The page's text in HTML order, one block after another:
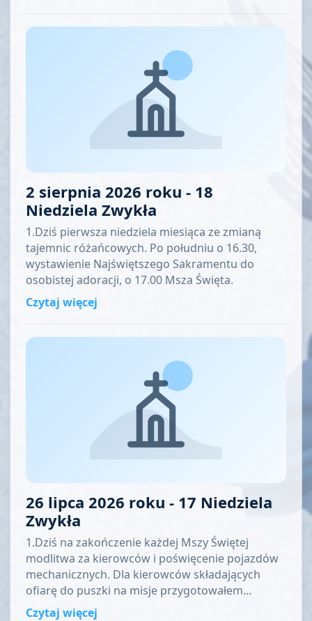
2 sierpnia 2026 roku - 18
Niedziela Zwykła
1.Dziś pierwsza niedziela miesiąca ze zmianą
tajemnic różańcowych. Po południu o 16.30,
wystawienie Najświętszego Sakramentu do
osobistej adoracji, o 17.00 Msza Święta.
Czytaj więcej
26 lipca 2026 roku - 17 Niedziela
Zwykła
1.Dziś na zakończenie każdej Mszy Świętej
modlitwa za kierowców i poświęcenie pojazdów
mechanicznych. Dla kierowców składających
ofiarę do puszki na misje przygotowałem…
Czytaj więcej